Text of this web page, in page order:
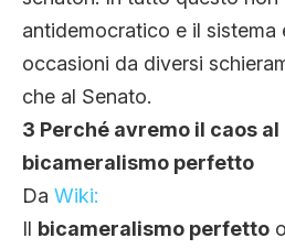
antidemocratico e il sistema
occasioni da diversi
che al Senato.
3 Perché avremo il caos
bicameralismo perfetto
Da Wiki:
Il bicameralismo perfetto o